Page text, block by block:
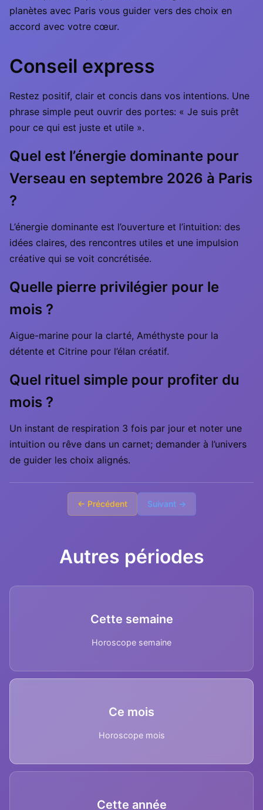
planètes avec Paris vous guider vers des choix en
accord avec votre cœur.
Conseil express
Restez positif, clair et concis dans vos intentions. Une
phrase simple peut ouvrir des portes: « Je suis prêt
pour ce qui est juste et utile ».
Quel est l’énergie dominante pour
Verseau en septembre 2026 à Paris
?
L’énergie dominante est l’ouverture et l’intuition: des
idées claires, des rencontres utiles et une impulsion
créative qui se voit concrétisée.
Quelle pierre privilégier pour le
mois ?
Aigue-marine pour la clarté, Améthyste pour la
détente et Citrine pour l’élan créatif.
Quel rituel simple pour profiter du
mois ?
Un instant de respiration 3 fois par jour et noter une
intuition ou rêve dans un carnet; demander à l’univers
de guider les choix alignés.
← Précédent Suivant →
Autres périodes
Cette semaine
Horoscope semaine
Ce mois
Horoscope mois
Cette année